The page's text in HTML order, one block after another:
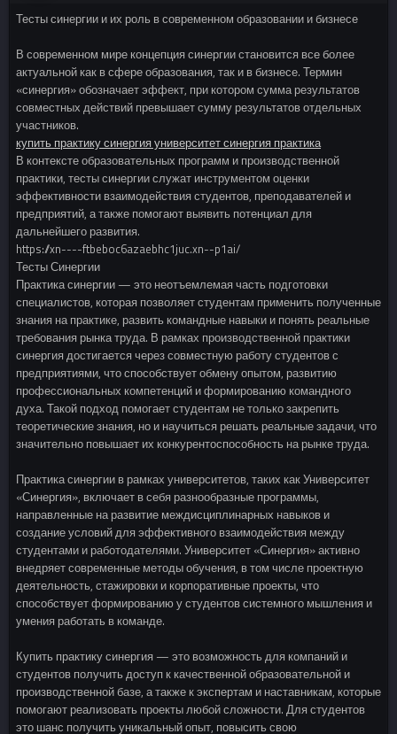
Тесты синергии и их роль в современном образовании и бизнесе
В современном мире концепция синергии становится все более
актуальной как в сфере образования, так и в бизнесе. Термин
«синергия» обозначает эффект, при котором сумма результатов
совместных действий превышает сумму результатов отдельных
участников.
купить практику синергия университет синергия практика
В контексте образовательных программ и производственной
практики, тесты синергии служат инструментом оценки
эффективности взаимодействия студентов, преподавателей и
предприятий, а также помогают выявить потенциал для
дальнейшего развития.
https://xn----ftbeboc6azaebhc1juc.xn--p1ai/
Тесты Синергии
Практика синергии — это неотъемлемая часть подготовки
специалистов, которая позволяет студентам применить полученные
знания на практике, развить командные навыки и понять реальные
требования рынка труда. В рамках производственной практики
синергия достигается через совместную работу студентов с
предприятиями, что способствует обмену опытом, развитию
профессиональных компетенций и формированию командного
духа. Такой подход помогает студентам не только закрепить
теоретические знания, но и научиться решать реальные задачи, что
значительно повышает их конкурентоспособность на рынке труда.
Практика синергии в рамках университетов, таких как Университет
«Синергия», включает в себя разнообразные программы,
направленные на развитие междисциплинарных навыков и
создание условий для эффективного взаимодействия между
студентами и работодателями. Университет «Синергия» активно
внедряет современные методы обучения, в том числе проектную
деятельность, стажировки и корпоративные проекты, что
способствует формированию у студентов системного мышления и
умения работать в команде.
Купить практику синергия — это возможность для компаний и
студентов получить доступ к качественной образовательной и
производственной базе, а также к экспертам и наставникам, которые
помогают реализовать проекты любой сложности. Для студентов
это шанс получить уникальный опыт, повысить свою